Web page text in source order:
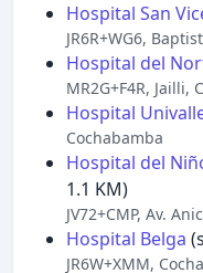
Hospital San
JR6R+WG6,
Hospital del
MR2G+F4R, Jailli,
Hospital
Cochabamba
Hospital del
1.1 KM)
JV72+CMP, Av.
Hospital Belga
JR6W+XMM,